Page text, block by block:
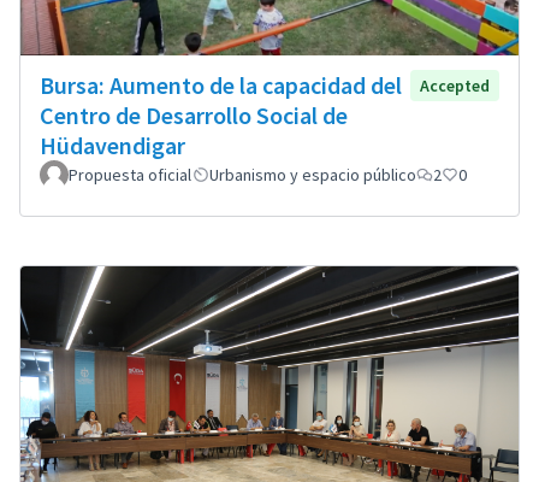
Bursa: Aumento de la capacidad del
Centro de Desarrollo Social de
Hüdavendigar
Accepted
Propuesta oficial Urbanismo y espacio público 2 0